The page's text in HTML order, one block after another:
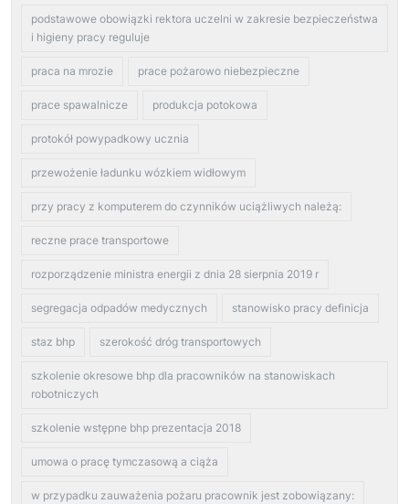
podstawowe obowiązki rektora uczelni w zakresie bezpieczeństwa
i higieny pracy reguluje
praca na mrozie prace pożarowo niebezpieczne
prace spawalnicze produkcja potokowa
protokół powypadkowy ucznia
przewożenie ładunku wózkiem widłowym
przy pracy z komputerem do czynników uciążliwych należą:
reczne prace transportowe
rozporządzenie ministra energii z dnia 28 sierpnia 2019 r
segregacja odpadów medycznych stanowisko pracy definicja
staz bhp szerokość dróg transportowych
szkolenie okresowe bhp dla pracowników na stanowiskach
robotniczych
szkolenie wstępne bhp prezentacja 2018
umowa o pracę tymczasową a ciąża
w przypadku zauważenia pożaru pracownik jest zobowiązany: